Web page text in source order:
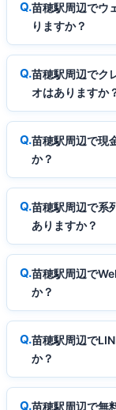
苗穂駅周辺でウ
りますか？
苗穂駅周辺でク
オはありますか
苗穂駅周辺で現
か？
苗穂駅周辺で系
ありますか？
苗穂駅周辺で
か？
苗穂駅周辺で
か？
苗穂駅周辺で無